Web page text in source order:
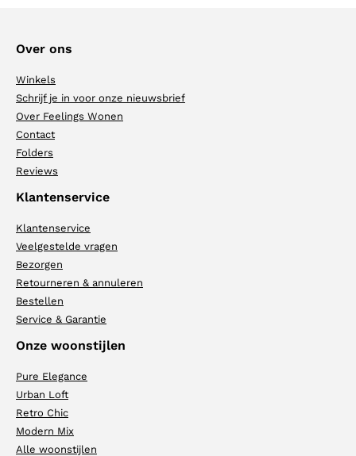
Over ons
Winkels
Schrijf je in voor onze nieuwsbrief
Over Feelings Wonen
Contact
Folders
Reviews
Klantenservice
Klantenservice
Veelgestelde vragen
Bezorgen
Retourneren & annuleren
Bestellen
Service & Garantie
Onze woonstijlen
Pure Elegance
Urban Loft
Retro Chic
Modern Mix
Alle woonstijlen